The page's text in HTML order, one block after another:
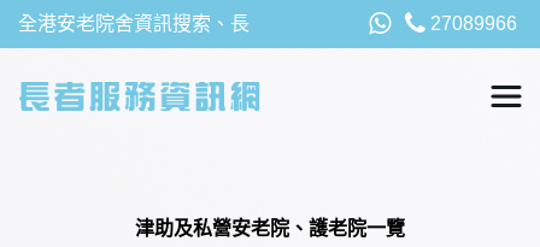
全港安老院舍資訊搜索、長 27089966
津助及私營安老院、護老院一覽